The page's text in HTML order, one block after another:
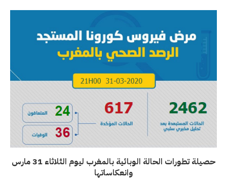
حصيلة تطورات الحالة الوبائية بالمغرب ليوم الثلاثاء 31 مارس
وانعكاساتها